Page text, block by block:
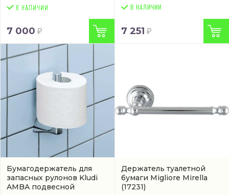
7 000
В НАЛИЧИИ
7 251
Бумагодержатель для
запасных рулонов Kludi
AMBA подвесной
Держатель туалетной
бумаги Migliore Mirella
(17231)